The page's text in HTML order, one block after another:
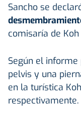
Sancho se
comisaría de Koh
Según el
pelvis y una
en la turística
respectivamente.